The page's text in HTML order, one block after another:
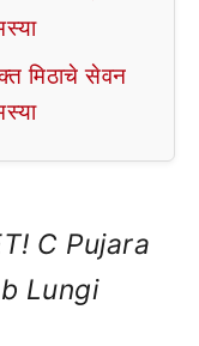
मिठाचे सेवन
C Pujara
Lungi